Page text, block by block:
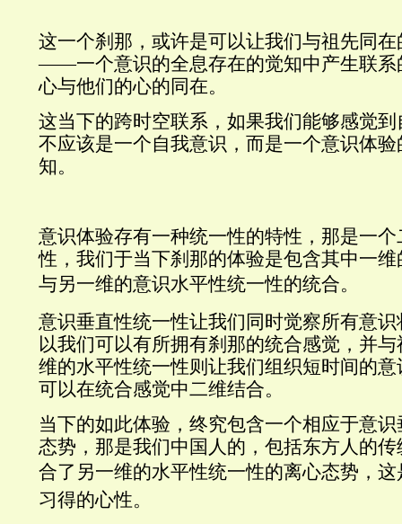
这一个刹那，或许是可以让我们与祖先同
——一个意识的全息存在的觉知中产生联系
心与他们的心的同在。
这当下的跨时空联系，如果我们能够感觉
不应该是一个自我意识，而是一个意识体
知。
意识体验存有一种统一性的特性，那是一
性，我们于当下刹那的体验是包含其中一
与另一维的意识水平性统一性的统合。
意识垂直性统一性让我们同时觉察所有意
以我们可以有所拥有刹那的统合感觉，并
维的水平性统一性则让我们组织短时间的
可以在统合感觉中二维结合。
当下的如此体验，终究包含一个相应于意
态势，那是我们中国人的，包括东方人的
合了另一维的水平性统一性的离心态势 ，
习得的心性。